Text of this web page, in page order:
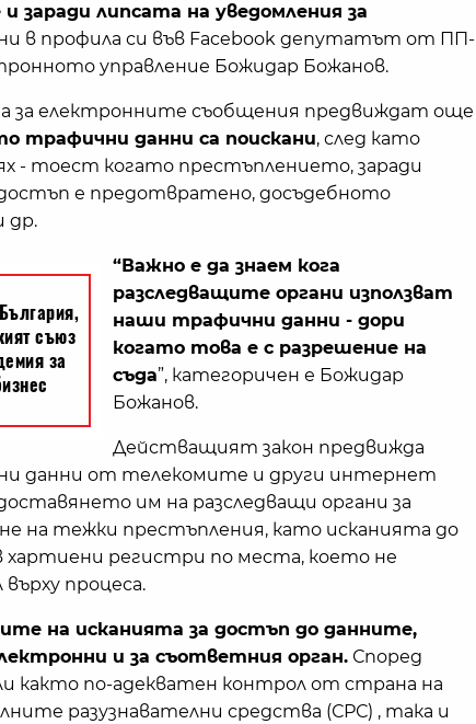
заради липсата на уведомления за
в профила си във Facebook депутатът от ПП-
управление Божидар Божанов.
за електронните съобщения предвиждат още
трафични данни са поискани, след като
- тоест когато престъплението, заради
е предотвратено, досъдебното
др.
“Важно е да знаем кога
разследващите органи използват
наши трафични данни - дори
когато това е с разрешение на
съда”, категоричен е Божидар
Божанов.
Действащият закон предвижда
данни от телекомите и други интернет
им на разследващи органи за
на тежки престъпления, като исканията до
хартиени регистри по места, което не
процеса.
на исканията за достъп до данните,
и за съответния орган. Според
както по-адекватен контрол от страна на
разузнавателни средства (СРС) , така и